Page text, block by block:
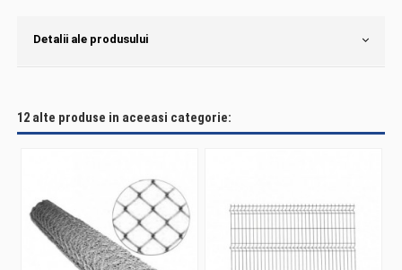
Detalii ale produsului
12 alte produse in aceeasi categorie: